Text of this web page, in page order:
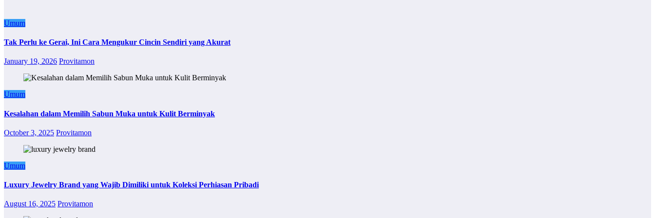
Umum
Tak Perlu ke Gerai, Ini Cara Mengukur Cincin Sendiri yang Akurat
January 19, 2026 Provitamon
Umum
Kesalahan dalam Memilih Sabun Muka untuk Kulit Berminyak
October 3, 2025 Provitamon
Umum
Luxury Jewelry Brand yang Wajib Dimiliki untuk Koleksi Perhiasan Pribadi
August 16, 2025 Provitamon